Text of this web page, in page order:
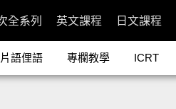
全系列 英文課程 日文課程
片語俚語 專欄教學 ICRT